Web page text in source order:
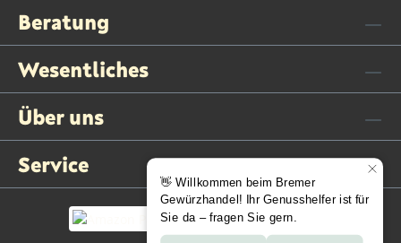
Beratung
Wesentliches
Über uns
Service